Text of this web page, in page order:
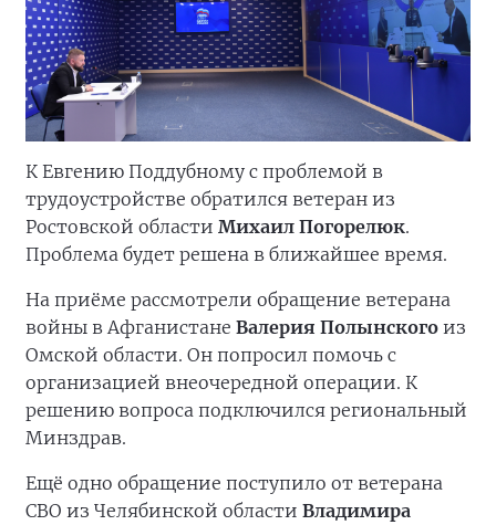
К Евгению Поддубному с проблемой в
трудоустройстве обратился ветеран из
Ростовской области Михаил Погорелюк.
Проблема будет решена в ближайшее время.
На приёме рассмотрели обращение ветерана
войны в Афганистане Валерия Полынского из
Омской области. Он попросил помочь с
организацией внеочередной операции. К
решению вопроса подключился региональный
Минздрав.
Ещё одно обращение поступило от ветерана
СВО из Челябинской области Владимира